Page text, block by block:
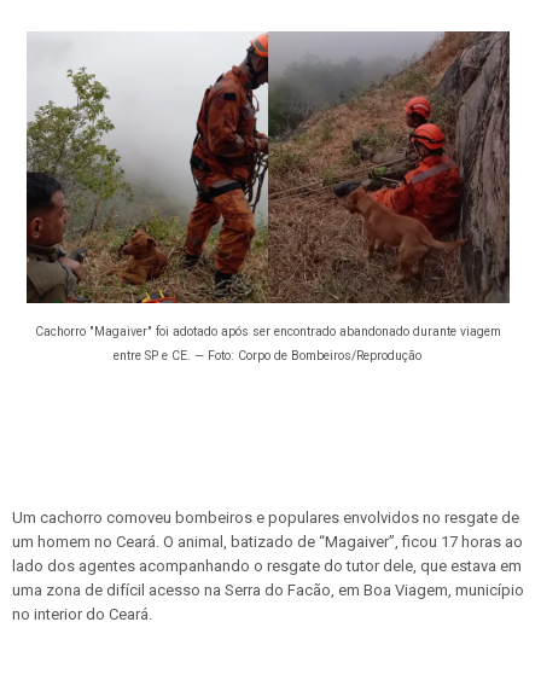
Cachorro "Magaiver" foi adotado após ser encontrado abandonado durante viagem
entre SP e CE. — Foto: Corpo de Bombeiros/Reprodução
Um cachorro comoveu bombeiros e populares envolvidos no resgate de
um homem no Ceará. O animal, batizado de “Magaiver”, ficou 17 horas ao
lado dos agentes acompanhando o resgate do tutor dele, que estava em
uma zona de difícil acesso na Serra do Facão, em Boa Viagem, município
no interior do Ceará.